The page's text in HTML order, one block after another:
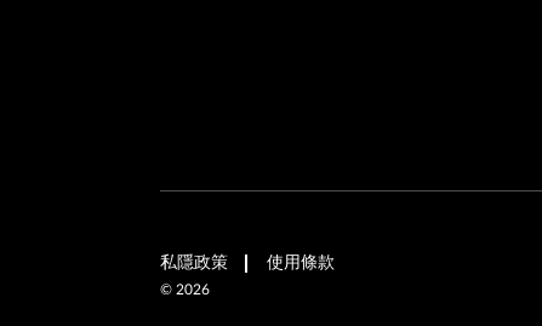
私隱政策 使用條款
© 2026